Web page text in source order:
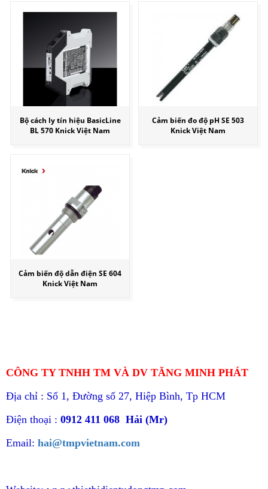
Bộ cách ly tín hiệu BasicLine
BL 570 Knick Việt Nam
Cảm biến đo độ pH SE 503
Knick Việt Nam
Cảm biến độ dẫn điện SE 604
Knick Việt Nam
CÔNG TY TNHH TM VÀ DV TĂNG MINH PHÁT
Địa chỉ : Số 1, Đường số 27, Hiệp Bình, Tp HCM
Điện thoại : 0912 411 068 Hải (Mr)
Email: hai@tmpvietnam.com